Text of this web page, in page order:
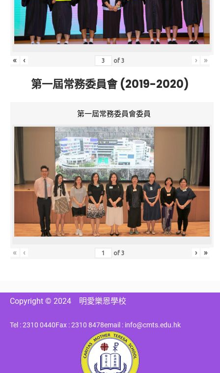
« ‹ of3 › »
第一屆常務委員會 (2019-2020)
第一屆常務委員會委員
« ‹ of3 › »
Copyright © 2024 明愛樂恩學校
Tel : 2310 0440Fax : 2310 8478email : info@cmts.edu.hk